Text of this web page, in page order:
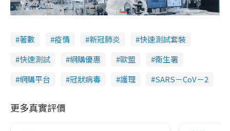
著數 疫情 新冠肺炎
快速測試套裝
快速測試
網購優惠 歐盟
衞生署
網購平台
冠狀病毒 護理 SARS－CoV－2
更多真實評價